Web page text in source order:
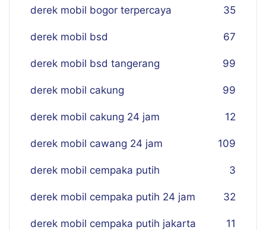
derek mobil bogor terpercaya 35
derek mobil bsd 67
derek mobil bsd tangerang 99
derek mobil cakung 99
derek mobil cakung 24 jam 12
derek mobil cawang 24 jam 109
derek mobil cempaka putih 3
derek mobil cempaka putih 24 jam 32
derek mobil cempaka putih jakarta 11